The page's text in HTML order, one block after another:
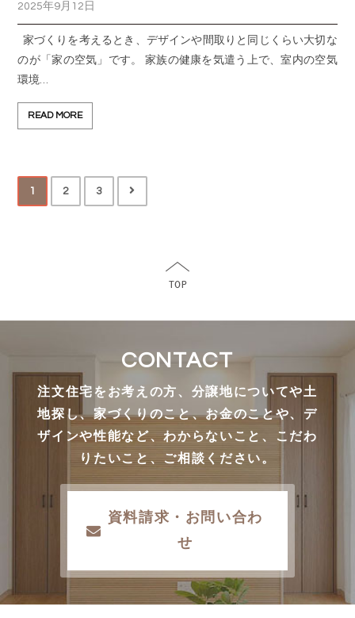
2025年9月12日
家づくりを考えるとき、デザインや間取りと同じくらい大切な
のが「家の空気」です。 家族の健康を気遣う上で、室内の空気
環境…
READ MORE
1 2 3
CONTACT
注文住宅をお考えの方、分譲地についてや土
地探し、家づくりのこと、お金のことや、デ
ザインや性能など、わからないこと、こだわ
りたいこと、ご相談ください。
資料請求・お問い合わ
せ